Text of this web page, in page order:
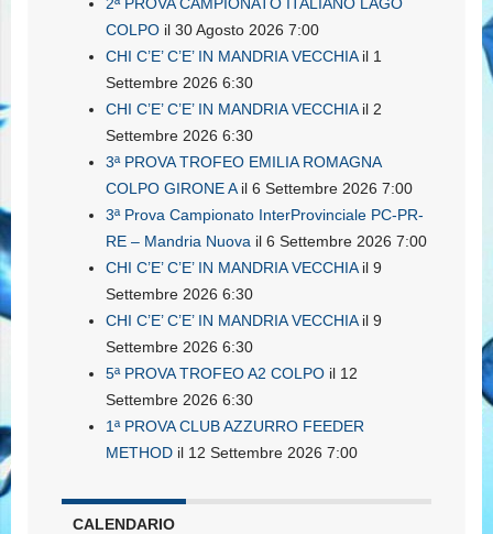
COLPO il 30 Agosto 2026 7:00
CHI C’E’ C’E’ IN MANDRIA VECCHIAil 1
Settembre 2026 6:30
CHI C’E’ C’E’ IN MANDRIA VECCHIAil 2
Settembre 2026 6:30
3ª PROVA TROFEO EMILIA ROMAGNA
COLPO GIRONE Ail 6 Settembre 2026 7:00
3ª Prova Campionato InterProvinciale PC-PR-
RE – Mandria Nuova il 6 Settembre 2026 7:00
CHI C’E’ C’E’ IN MANDRIA VECCHIAil 9
Settembre 2026 6:30
CHI C’E’ C’E’ IN MANDRIA VECCHIAil 9
Settembre 2026 6:30
5ª PROVA TROFEO A2 COLPO il 12
Settembre 2026 6:30
1ª PROVA CLUB AZZURRO FEEDER
METHOD il 12 Settembre 2026 7:00
CALENDARIO